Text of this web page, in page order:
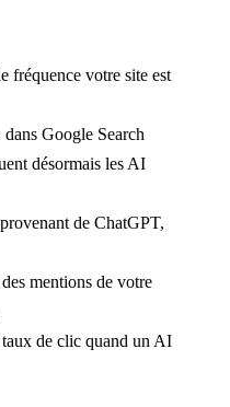
fréquence votre site est
Google Search
désormais les AI
de ChatGPT,
mentions de votre
de clic quand un AI